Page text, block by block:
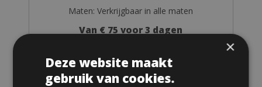
Maten: Verkrijgbaar in alle maten
Van € 75 voor 3 dagen
×
Deze website maakt
gebruik van cookies.